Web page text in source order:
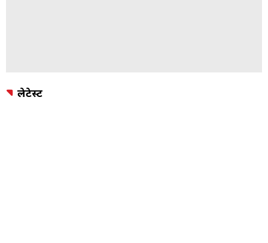
लेटेस्ट